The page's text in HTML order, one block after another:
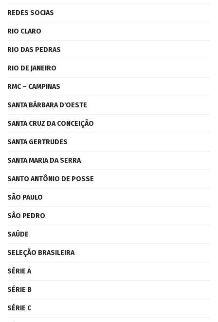
REDES SOCIAS
RIO CLARO
RIO DAS PEDRAS
RIO DE JANEIRO
RMC – CAMPINAS
SANTA BÁRBARA D'OESTE
SANTA CRUZ DA CONCEIÇÃO
SANTA GERTRUDES
SANTA MARIA DA SERRA
SANTO ANTÔNIO DE POSSE
SÃO PAULO
SÃO PEDRO
SAÚDE
SELEÇÃO BRASILEIRA
SÉRIE A
SÉRIE B
SÉRIE C